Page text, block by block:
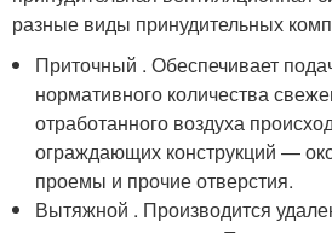
разные виды принудительных
Приточный . Обеспечивает
нормативного количества
отработанного воздуха
ограждающих конструкций —
проемы и прочие отверстия.
Вытяжной . Производится